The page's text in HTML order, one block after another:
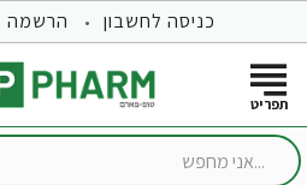
כניסה לחשבון הרשמה
...אני